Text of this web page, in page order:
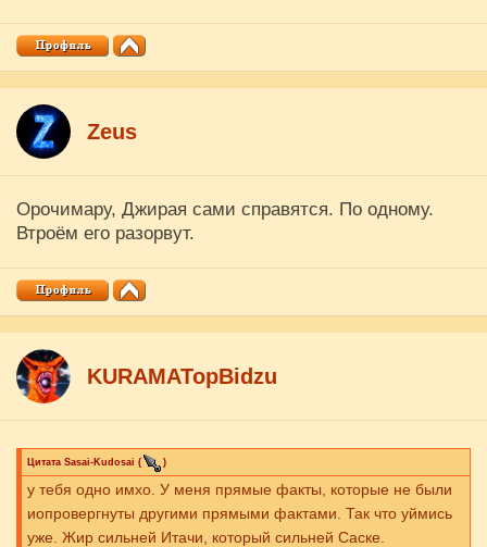
Zеus
Орочимару, Джирая сами справятся. По одному.
Втроём его разорвут.
KURAMATopBidzu
Цитата Sasai-Kudosai ( )
у тебя одно имхо. У меня прямые факты, которые не были
иопровергнуты другими прямыми фактами. Так что уймись
уже. Жир сильней Итачи, который сильней Саске.